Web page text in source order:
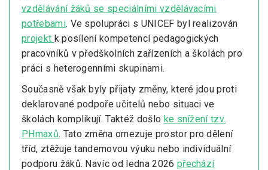
vzdělávání žáků se speciálními vzdělávacími
potřebami. Ve spolupráci s UNICEF byl realizován
projekt k posílení kompetencí pedagogických
pracovníků v předškolních zařízeních a školách pro
práci s heterogenními skupinami.
Současně však byly přijaty změny, které jdou proti
deklarované podpoře učitelů nebo situaci ve
školách komplikují. Taktéž došlo ke snížení tzv.
PHmaxů. Tato změna omezuje prostor pro dělení
tříd, ztěžuje tandemovou výuku nebo individuální
podporu žáků. Navíc od ledna 2026 přechází